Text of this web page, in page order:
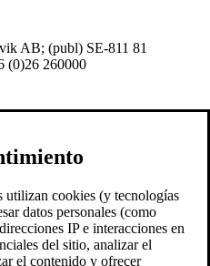
AB; (publ) SE-811 81
(0)26 260000
utilizan cookies (y tecnologías
datos personales (como
IP e interacciones en
del sitio, analizar el
el contenido y ofrecer